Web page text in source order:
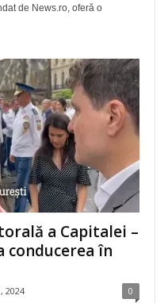
de News.ro, oferă o
a Capitalei –
conducerea în
2024 0